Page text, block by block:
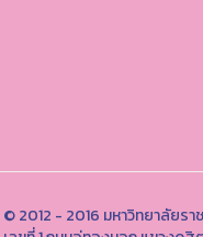
© 2012 - 2016 มหาวิทยาลัยร